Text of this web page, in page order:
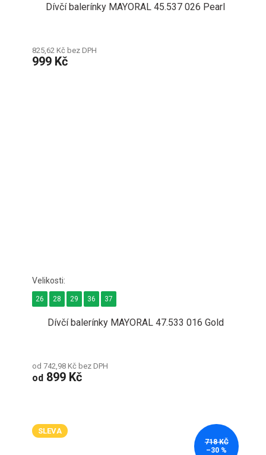
Dívčí balerínky MAYORAL 45.537 026 Pearl
825,62 Kč bez DPH
999 Kč
Dívčí balerínky MAYORAL 47.533 016 Gold
od 742,98 Kč bez DPH
od 899 Kč
26 28 29 36 37
SLEVA
718 KČ
–30 %